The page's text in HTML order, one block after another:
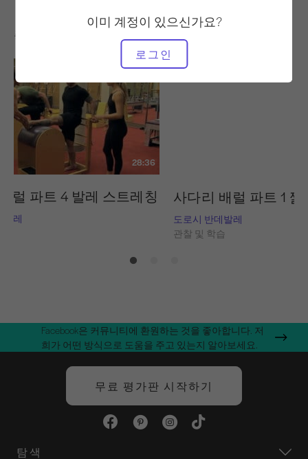
이미 계정이 있으신가요?
로그인
좋아할 만한 다른 운동
28:36
럴 파트 4 발레 스트레칭
발레
사다리 배럴 파트 1
도로시 반데발레
관찰 및 학습
Facebook은 커뮤니티에 환원하는 것을 좋아합니다. 저
희가 어떤 방식으로 도움을 주고 있는지 알아보세요.
무료 평가판 시작하기
탐색